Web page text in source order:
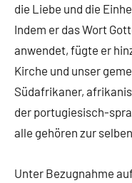
die Liebe und die
Indem er das Wort
anwendet, fügte er
Kirche und unser
Südafrikaner,
der portugiesisch-
alle gehören zur
Unter Bezugnahme